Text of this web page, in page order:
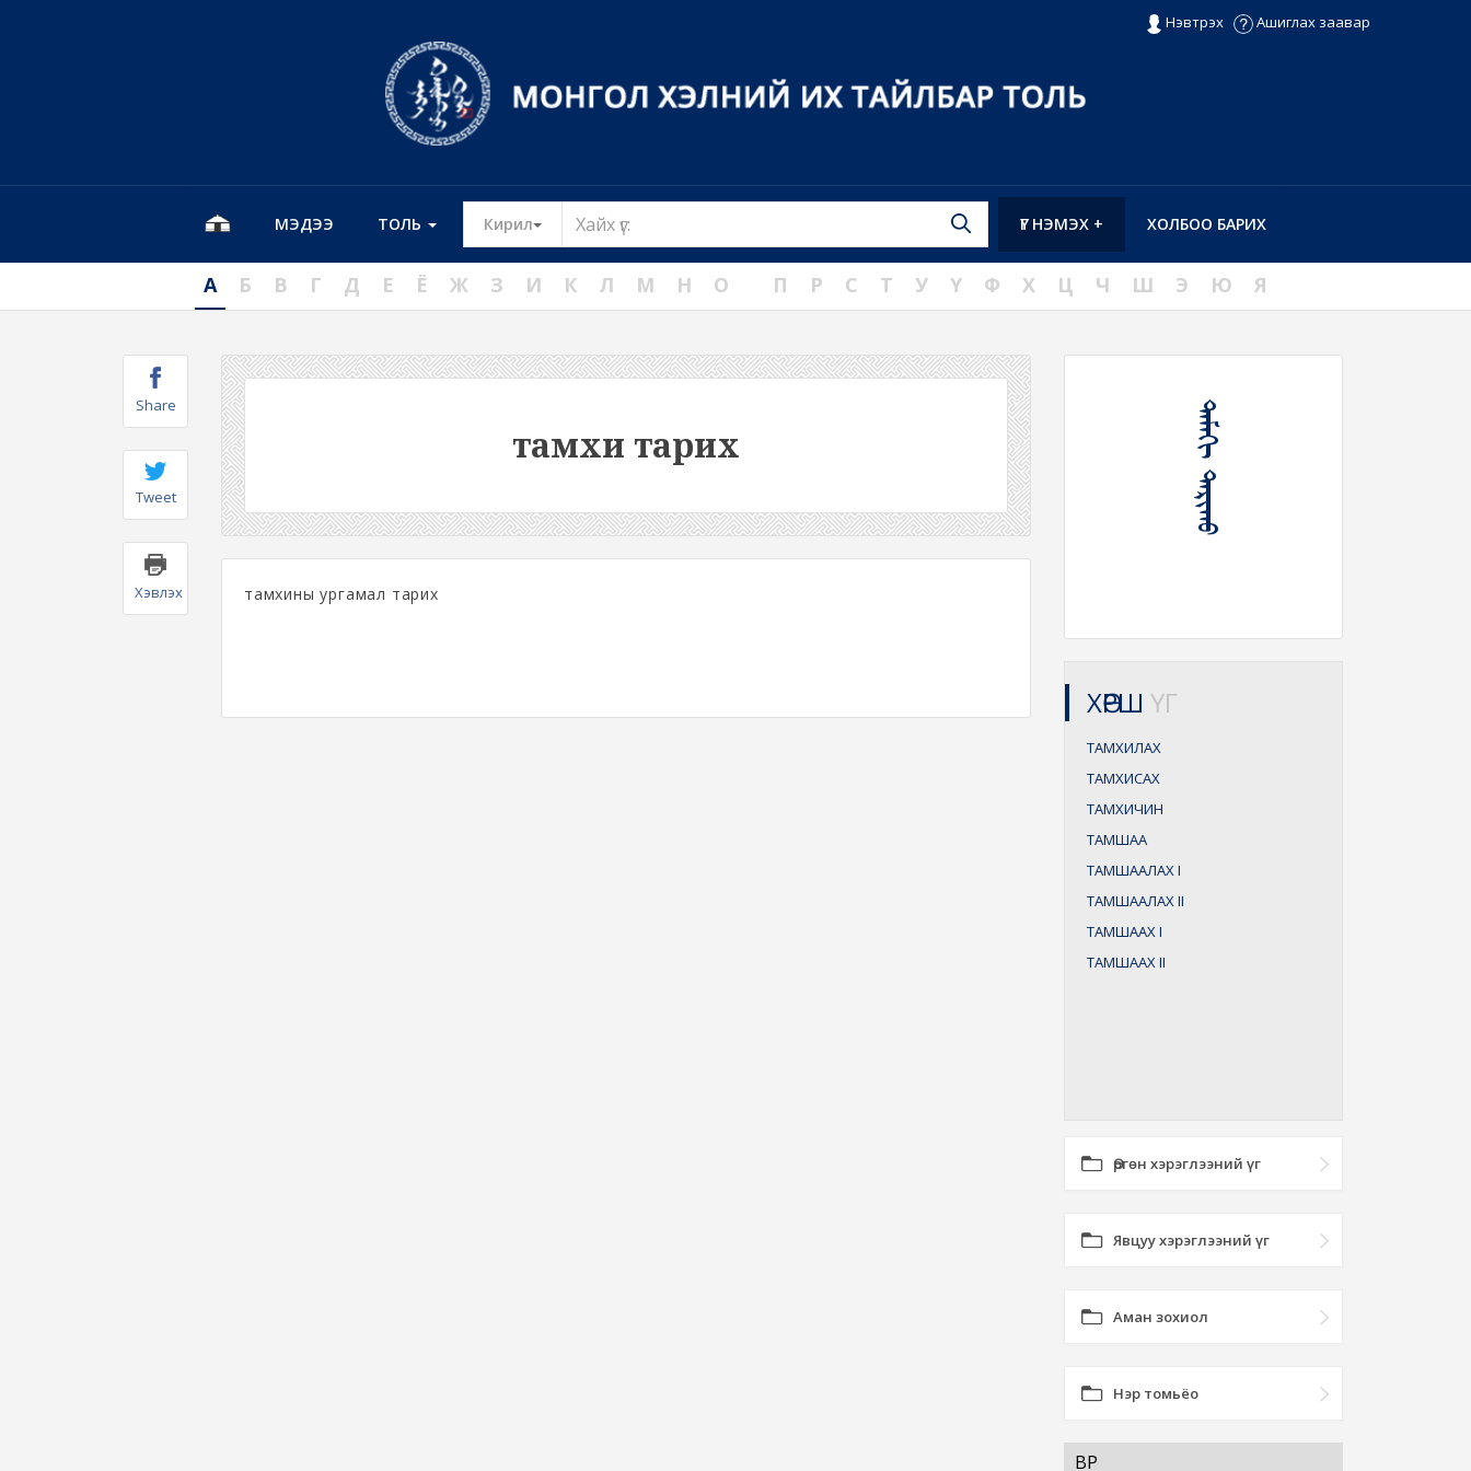
Нэвтрэх Ашиглах заавар
МЭДЭЭ ТОЛЬ Кирил Toggle Dropdown ХОЛБОО БАРИХ
ҮГ НЭМЭХ +
А Б В Г Д Е Ё Ж З И К Л М Н О П Р С Т У Ү Ф Х Ц Ч Ш Э Ю Я
Share
Tweet
Хэвлэх
тамхи тарих
тамхины ургамал тарих
ᠲᠠᠮᠠᠬᠢ ᠲᠠᠷᠢᠬᠤ
ХӨРШ ҮГ
ТАМХИЛАХ
ТАМХИСАХ
ТАМХИЧИН
ТАМШАА
ТАМШААЛАХI
ТАМШААЛАХII
ТАМШААХI
ТАМШААХII
Өргөн хэрэглээний үг
Явцуу хэрэглээний үг
Аман зохиол
Нэр томьёо
ӨВӨР